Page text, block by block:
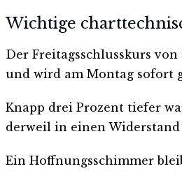
Wichtige
Der Freitagsschlusskurs
und wird am Montag sofort
Knapp drei Prozent tiefer
derweil in einen
Ein Hoffnungsschimmer